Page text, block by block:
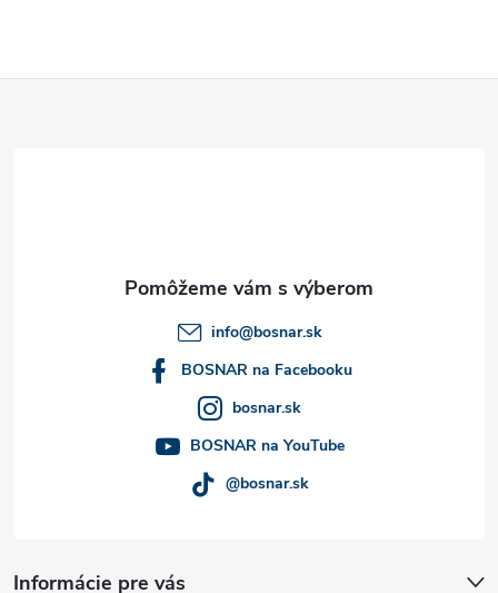
Informácie pre vás
info@bosnar.sk
BOSNAR na Facebooku
bosnar.sk
BOSNAR na YouTube
@bosnar.sk